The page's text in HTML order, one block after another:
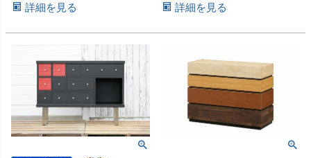
詳細を見る 詳細を見る